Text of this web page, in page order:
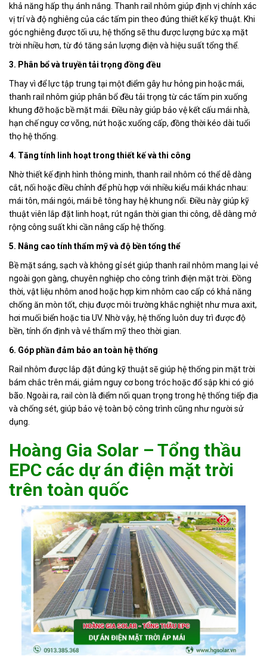
khả năng hấp thụ ánh nắng. Thanh rail nhôm giúp định vị chính xác
vị trí và độ nghiêng của các tấm pin theo đúng thiết kế kỹ thuật. Khi
góc nghiêng được tối ưu, hệ thống sẽ thu được lượng bức xạ mặt
trời nhiều hơn, từ đó tăng sản lượng điện và hiệu suất tổng thể.
3. Phân bổ và truyền tải trọng đồng đều
Thay vì để lực tập trung tại một điểm gây hư hỏng pin hoặc mái,
thanh rail nhôm giúp phân bổ đều tải trọng từ các tấm pin xuống
khung đỡ hoặc bề mặt mái. Điều này giúp bảo vệ kết cấu mái nhà,
hạn chế nguy cơ võng, nứt hoặc xuống cấp, đồng thời kéo dài tuổi
thọ hệ thống.
4. Tăng tính linh hoạt trong thiết kế và thi công
Nhờ thiết kế định hình thông minh, thanh rail nhôm có thể dễ dàng
cắt, nối hoặc điều chỉnh để phù hợp với nhiều kiểu mái khác nhau:
mái tôn, mái ngói, mái bê tông hay hệ khung nổi. Điều này giúp kỹ
thuật viên lắp đặt linh hoạt, rút ngắn thời gian thi công, dễ dàng mở
rộng công suất khi cần nâng cấp hệ thống.
5. Nâng cao tính thẩm mỹ và độ bền tổng thể
Bề mặt sáng, sạch và không gỉ sét giúp thanh rail nhôm mang lại vẻ
ngoài gọn gàng, chuyên nghiệp cho công trình điện mặt trời. Đồng
thời, vật liệu nhôm anod hoặc hợp kim nhôm cao cấp có khả năng
chống ăn mòn tốt, chịu được môi trường khắc nghiệt như mưa axit,
hơi muối biển hoặc tia UV. Nhờ vậy, hệ thống luôn duy trì được độ
bền, tính ổn định và vẻ thẩm mỹ theo thời gian.
6. Góp phần đảm bảo an toàn hệ thống
Rail nhôm được lắp đặt đúng kỹ thuật sẽ giúp hệ thống pin mặt trời
bám chắc trên mái, giảm nguy cơ bong tróc hoặc đổ sập khi có gió
bão. Ngoài ra, rail còn là điểm nối quan trọng trong hệ thống tiếp địa
và chống sét, giúp bảo vệ toàn bộ công trình cũng như người sử
dụng.
Hoàng Gia Solar – Tổng thầu
EPC các dự án điện mặt trời
trên toàn quốc